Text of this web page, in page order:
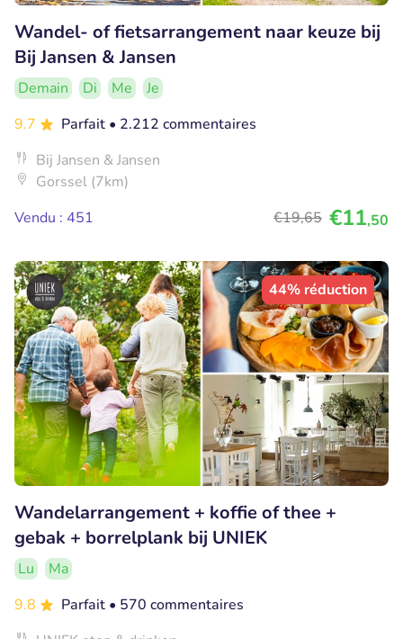
Wandel- of fietsarrangement naar keuze bij
Bij Jansen & Jansen
Demain Di Me
Je
9.7
Parfait • 2.212 commentaires
Bij Jansen & Jansen
Gorssel (7km)
Vendu : 451
€19,65 €11,50
44% réduction
Wandelarrangement + koffie of thee +
gebak + borrelplank bij UNIEK
Lu
Ma
9.8
Parfait • 570 commentaires